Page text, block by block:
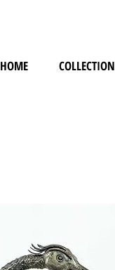
HOME COLLECTION